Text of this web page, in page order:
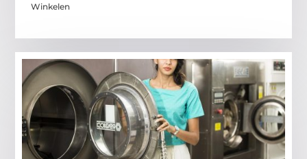
Winkelen